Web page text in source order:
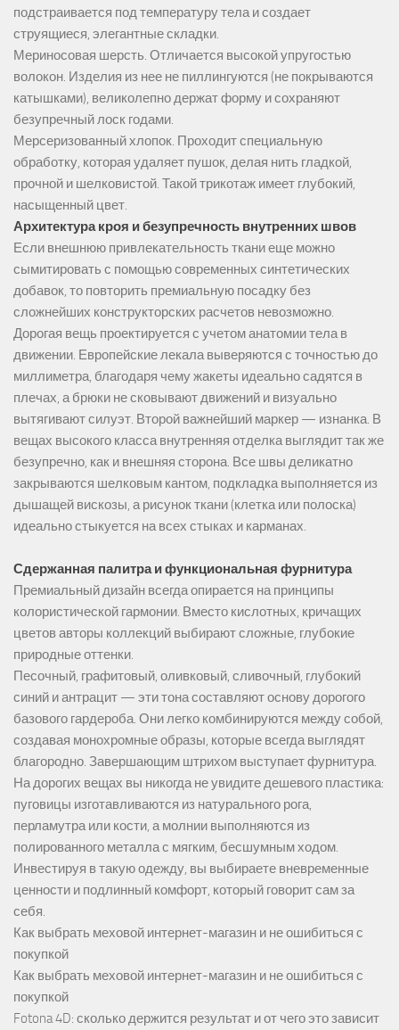
подстраивается под температуру тела и создает
струящиеся, элегантные складки.
Мериносовая шерсть. Отличается высокой упругостью
волокон. Изделия из нее не пиллингуются (не покрываются
катышками), великолепно держат форму и сохраняют
безупречный лоск годами.
Мерсеризованный хлопок. Проходит специальную
обработку, которая удаляет пушок, делая нить гладкой,
прочной и шелковистой. Такой трикотаж имеет глубокий,
насыщенный цвет.
Архитектура кроя и безупречность внутренних швов
Если внешнюю привлекательность ткани еще можно
сымитировать с помощью современных синтетических
добавок, то повторить премиальную посадку без
сложнейших конструкторских расчетов невозможно.
Дорогая вещь проектируется с учетом анатомии тела в
движении. Европейские лекала выверяются с точностью до
миллиметра, благодаря чему жакеты идеально садятся в
плечах, а брюки не сковывают движений и визуально
вытягивают силуэт. Второй важнейший маркер — изнанка. В
вещах высокого класса внутренняя отделка выглядит так же
безупречно, как и внешняя сторона. Все швы деликатно
закрываются шелковым кантом, подкладка выполняется из
дышащей вискозы, а рисунок ткани (клетка или полоска)
идеально стыкуется на всех стыках и карманах.
Сдержанная палитра и функциональная фурнитура
Премиальный дизайн всегда опирается на принципы
колористической гармонии. Вместо кислотных, кричащих
цветов авторы коллекций выбирают сложные, глубокие
природные оттенки.
Песочный, графитовый, оливковый, сливочный, глубокий
синий и антрацит — эти тона составляют основу дорогого
базового гардероба. Они легко комбинируются между собой,
создавая монохромные образы, которые всегда выглядят
благородно. Завершающим штрихом выступает фурнитура.
На дорогих вещах вы никогда не увидите дешевого пластика:
пуговицы изготавливаются из натурального рога,
перламутра или кости, а молнии выполняются из
полированного металла с мягким, бесшумным ходом.
Инвестируя в такую одежду, вы выбираете вневременные
ценности и подлинный комфорт, который говорит сам за
себя.
Как выбрать меховой интернет-магазин и не ошибиться с
покупкой
Как выбрать меховой интернет-магазин и не ошибиться с
покупкой
Fotona 4D: сколько держится результат и от чего это зависит